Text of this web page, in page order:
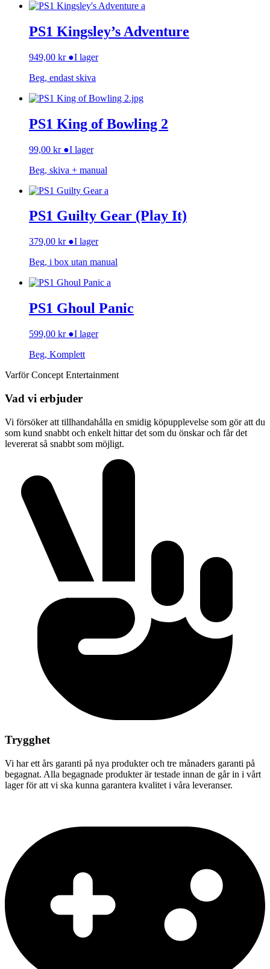
PS1 Kingsley’s Adventure
949,00 kr ●I lager
Beg, endast skiva
PS1 King of Bowling 2
99,00 kr ●I lager
Beg, skiva + manual
PS1 Guilty Gear (Play It)
379,00 kr ●I lager
Beg, i box utan manual
PS1 Ghoul Panic
599,00 kr ●I lager
Beg, Komplett
Varför Concept Entertainment
Vad vi erbjuder
Vi försöker att tillhandahålla en smidig köpupplevelse som gör att du
som kund snabbt och enkelt hittar det som du önskar och får det
levererat så snabbt som möjligt.
Trygghet
Vi har ett års garanti på nya produkter och tre månaders garanti på
begagnat. Alla begagnade produkter är testade innan de går in i vårt
lager för att vi ska kunna garantera kvalitet i våra leveranser.